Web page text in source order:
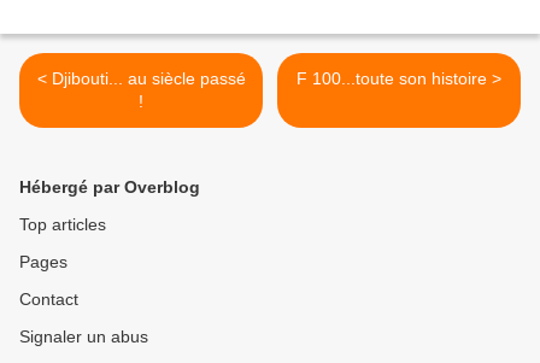
< Djibouti... au siècle passé
!
F 100...toute son histoire >
Hébergé par Overblog
Top articles
Pages
Contact
Signaler un abus